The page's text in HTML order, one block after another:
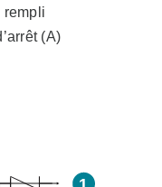
rempli
(A)